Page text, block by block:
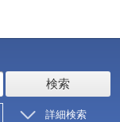
検索
詳細検索